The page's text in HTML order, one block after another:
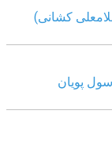
کشانی)
پویان